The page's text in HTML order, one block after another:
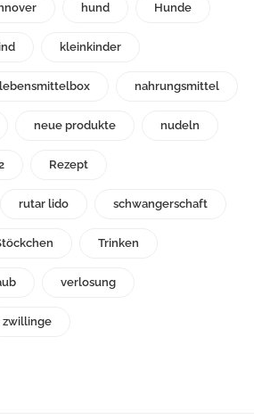
hund Hunde
kleinkinder
lebensmittelbox nahrungsmittel
neue produkte nudeln
Rezept
rutar lido schwangerschaft
Trinken
verlosung
zwillinge